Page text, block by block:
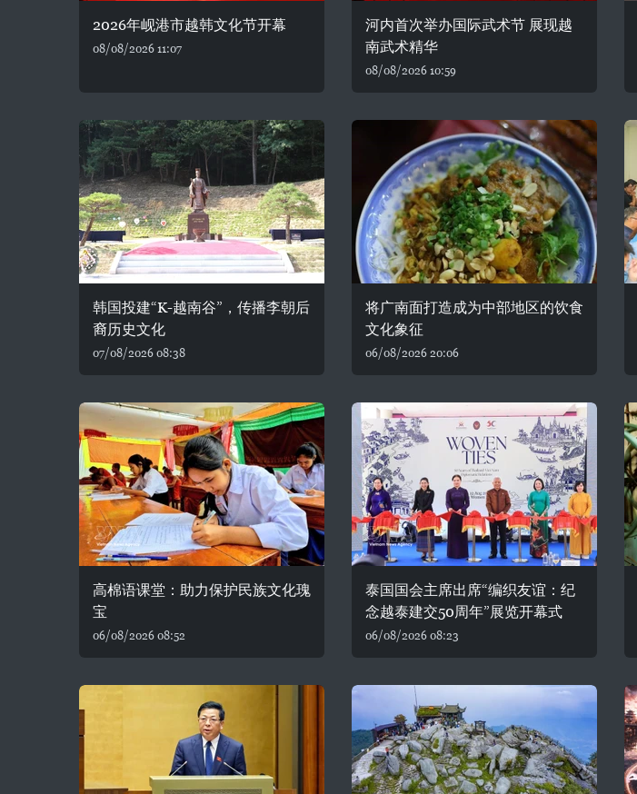
2026年岘港市越韩文化节开幕
08/08/2026 11:07
河内首次举办国际武术节 展现越
南武术精华
08/08/2026 10:59
韩国投建“K-越南谷”，传播李朝后
裔历史文化
07/08/2026 08:38
将广南面打造成为中部地区的饮食
文化象征
06/08/2026 20:06
高棉语课堂：助力保护民族文化瑰
宝
06/08/2026 08:52
泰国国会主席出席“编织友谊：纪
念越泰建交50周年”展览开幕式
06/08/2026 08:23